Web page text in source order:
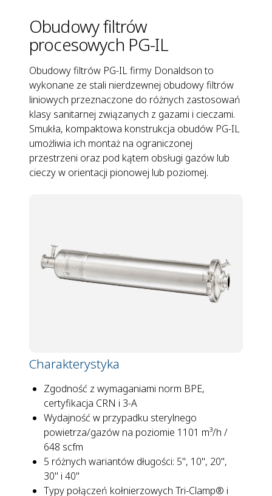
Obudowy filtrów
procesowych PG-IL
Obudowy filtrów PG-IL firmy Donaldson to
wykonane ze stali nierdzewnej obudowy filtrów
liniowych przeznaczone do różnych zastosowań
klasy sanitarnej związanych z gazami i cieczami.
Smukła, kompaktowa konstrukcja obudów PG-IL
umożliwia ich montaż na ograniczonej
przestrzeni oraz pod kątem obsługi gazów lub
cieczy w orientacji pionowej lub poziomej.
Charakterystyka
Zgodność z wymaganiami norm BPE,
certyfikacja CRN i 3-A
Wydajność w przypadku sterylnego
powietrza/gazów na poziomie 1101 m³/h /
648 scfm
5 różnych wariantów długości: 5", 10", 20",
30" i 40"
Typy połączeń kołnierzowych Tri-Clamp® i